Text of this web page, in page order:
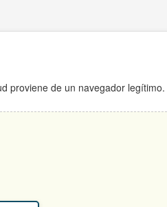
proviene de un navegador legítimo.